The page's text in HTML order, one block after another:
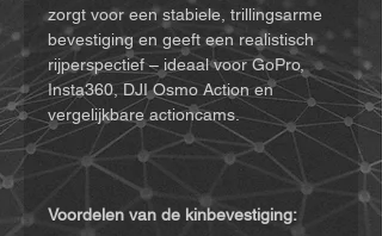
zorgt voor een stabiele, trillingsarme
bevestiging en geeft een realistisch
rijperspectief – ideaal voor GoPro,
Insta360, DJI Osmo Action en
vergelijkbare actioncams.
Voordelen van de kinbevestiging: